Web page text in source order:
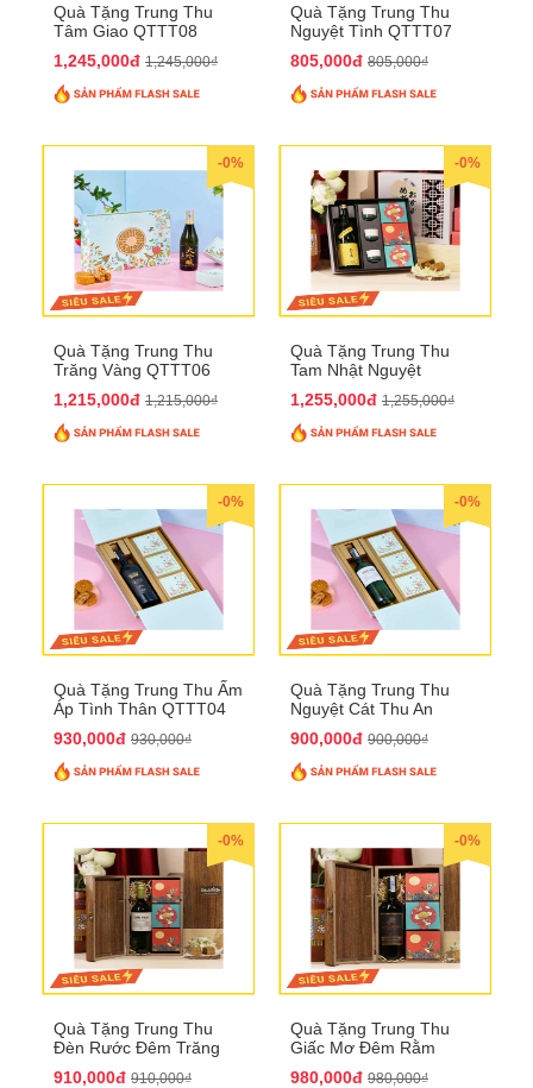
Quà Tặng Trung Thu
Tâm Giao QTTT08
1,245,000đ 1,245,000₫
Quà Tặng Trung Thu
Nguyệt Tình QTTT07
805,000đ 805,000₫
-0%
Quà Tặng Trung Thu
Trăng Vàng QTTT06
1,215,000đ 1,215,000₫
-0%
Quà Tặng Trung Thu
Tam Nhật Nguyệt
1,255,000đ 1,255,000₫
-0%
Quà Tặng Trung Thu Ấm
Áp Tình Thân QTTT04
930,000đ 930,000₫
-0%
Quà Tặng Trung Thu
Nguyệt Cát Thu An
900,000đ 900,000₫
-0%
Quà Tặng Trung Thu
Đèn Rước Đêm Trăng
910,000đ 910,000₫
-0%
Quà Tặng Trung Thu
Giấc Mơ Đêm Rằm
980,000đ 980,000₫